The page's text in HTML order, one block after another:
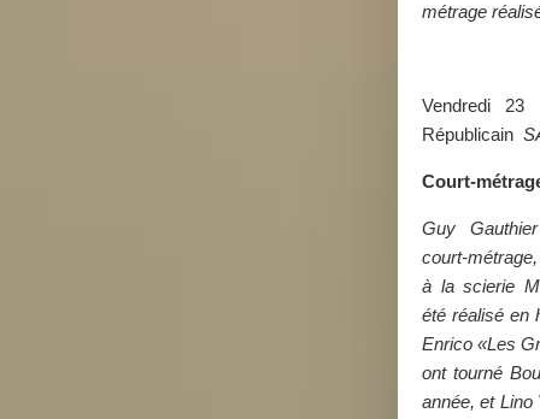
métrage
Vendredi 23
Républicain
Court-
Guy
court-
à la scierie
été réalisé en
Enrico «Les
ont tourné
année, et Lino